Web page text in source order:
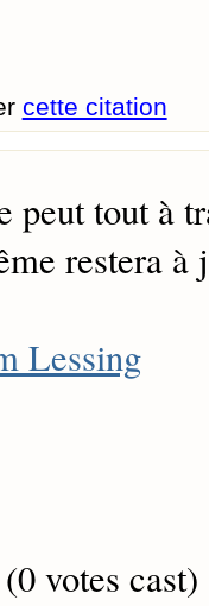
cette citation
peut tout à
restera à
Lessing
votes cast)